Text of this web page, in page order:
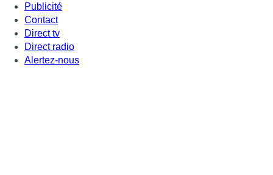
Publicité
Contact
Direct tv
Direct radio
Alertez-nous